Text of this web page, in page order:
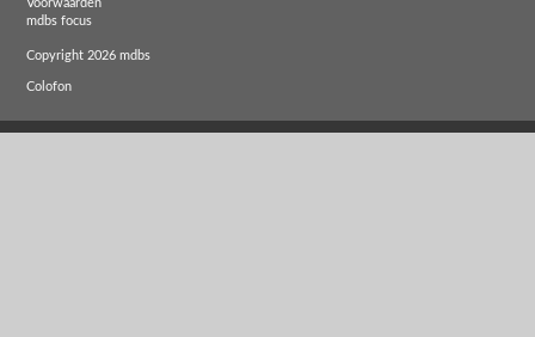
Voorwaarden
mdbs focus
Copyright 2026 mdbs
Colofon